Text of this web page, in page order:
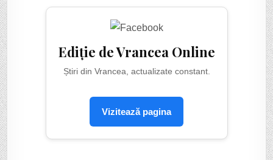
Ediție de Vrancea Online
Știri din Vrancea, actualizate constant.
Vizitează pagina